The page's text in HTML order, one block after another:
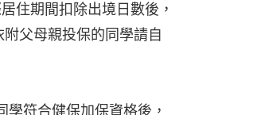
住期間扣除出境日數後，
父母親投保的同學請自